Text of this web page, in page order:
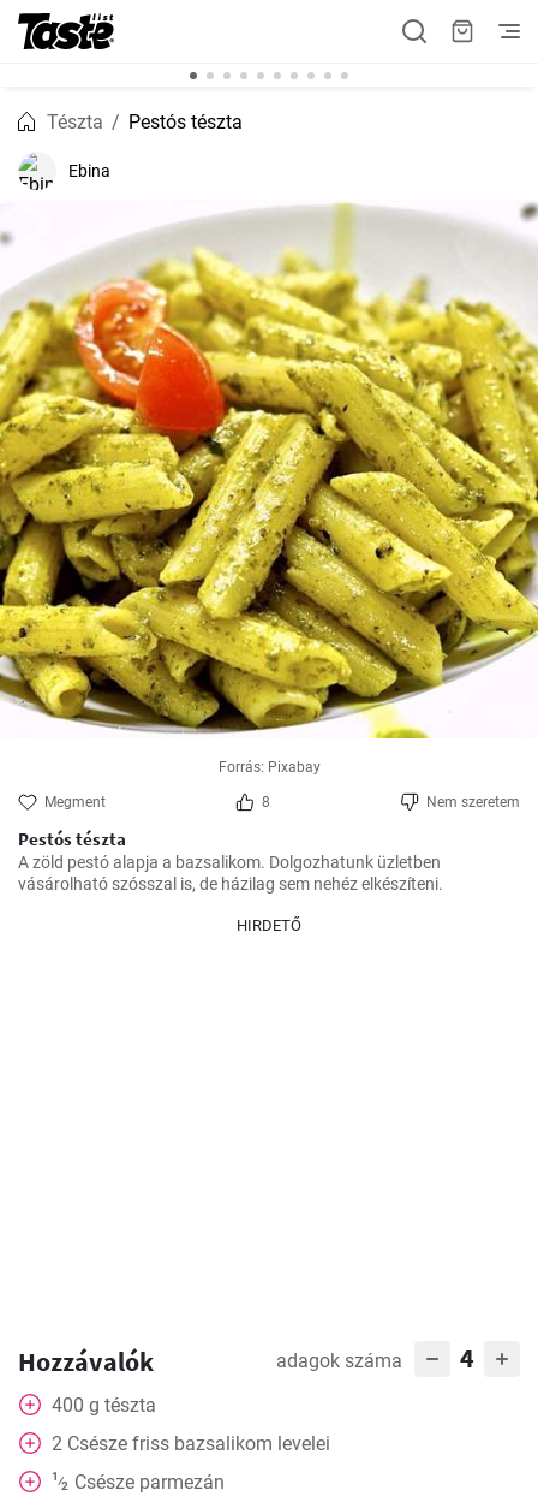
Tészta Pestós tészta
Ebina
Forrás: Pixabay
Megment 8 Nem szeretem
Pestós tészta
A zöld pestó alapja a bazsalikom. Dolgozhatunk üzletben
vásárolható szósszal is, de házilag sem nehéz elkészíteni.
HIRDETŐ
Hozzávalók adagok száma 4
400 g tészta
2 Csésze friss bazsalikom levelei
1⁄2 Csésze parmezán